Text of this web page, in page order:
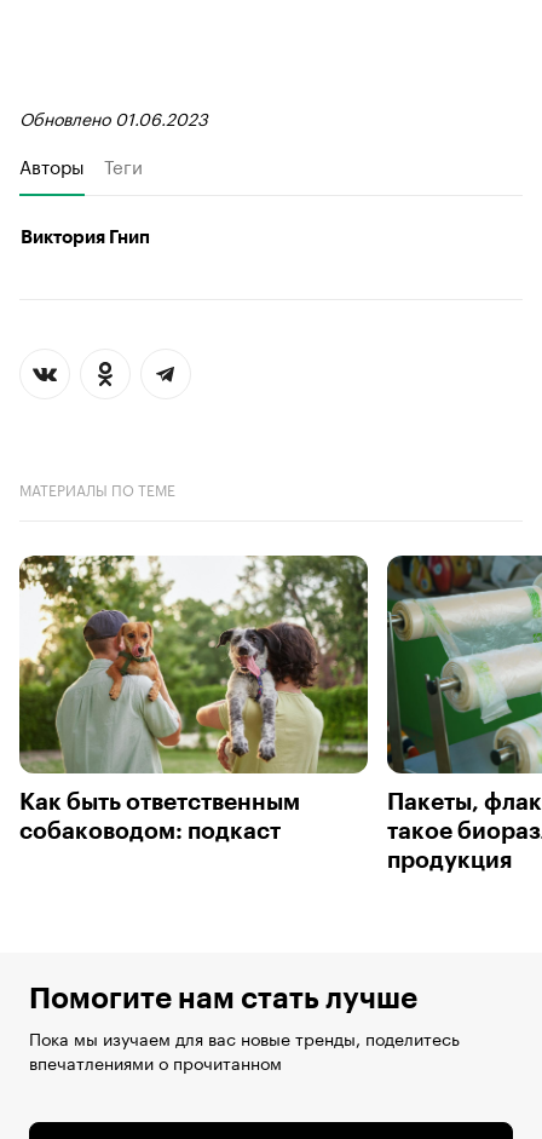
Обновлено 01.06.2023
Авторы Теги
Виктория Гнип
МАТЕРИАЛЫ ПО ТЕМЕ
Как быть ответственным
собаководом: подкаст
Пакеты,
такое
продукция
Помогите нам стать лучше
Пока мы изучаем для вас новые тренды, поделитесь
впечатлениями о прочитанном